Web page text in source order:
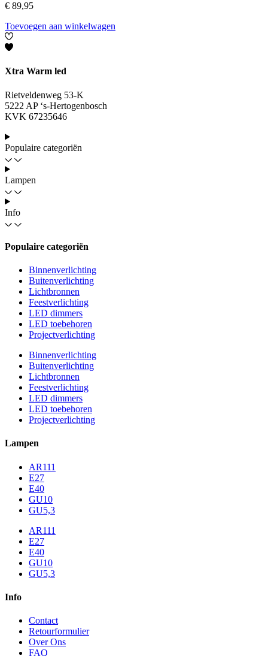
€ 89,95
Toevoegen aan winkelwagen
Xtra Warm led
Rietveldenweg 53-K
5222 AP ‘s-Hertogenbosch
KVK 67235646
Populaire categoriën
Lampen
Info
Populaire categoriën
Binnenverlichting
Buitenverlichting
Lichtbronnen
Feestverlichting
LED dimmers
LED toebehoren
Projectverlichting
Binnenverlichting
Buitenverlichting
Lichtbronnen
Feestverlichting
LED dimmers
LED toebehoren
Projectverlichting
Lampen
AR111
E27
E40
GU10
GU5,3
AR111
E27
E40
GU10
GU5,3
Info
Contact
Retourformulier
Over Ons
FAQ